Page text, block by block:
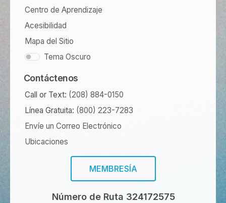
Centro de Aprendizaje
Acesibilidad
Mapa del Sitio
Tema Oscuro
Contáctenos
Call or Text: (208) 884-0150
Línea Gratuita: (800) 223-7283
Envíe un Correo Electrónico
Ubicaciones
MEMBRESÍA
Número de Ruta 324172575